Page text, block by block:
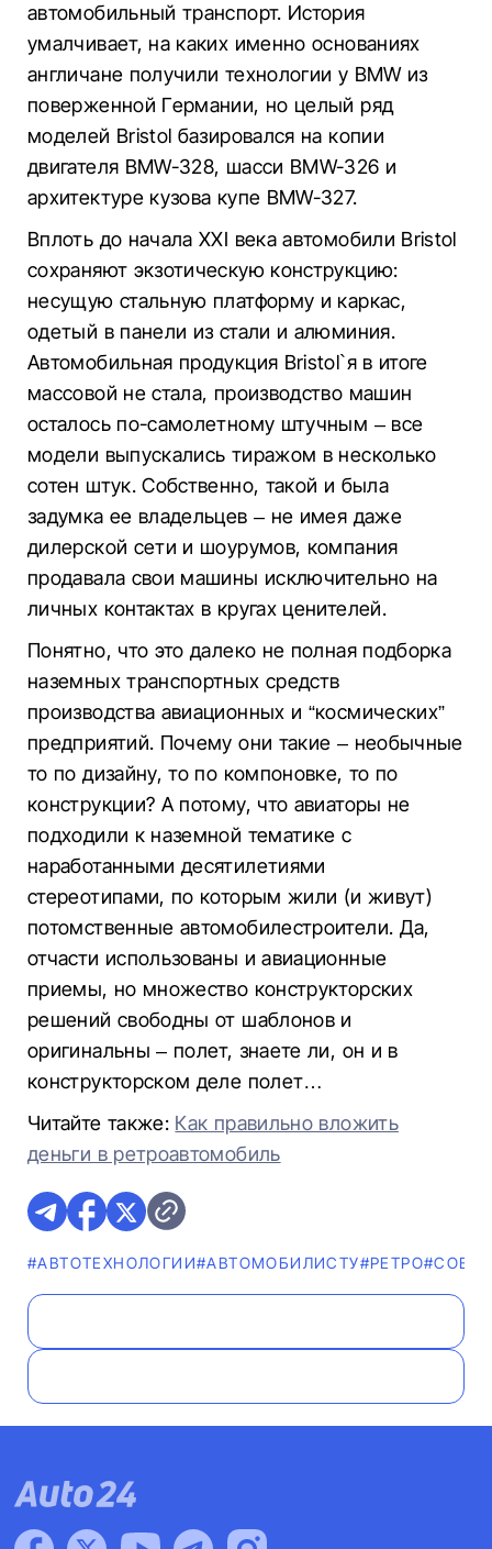
автомобильный транспорт. История
умалчивает, на каких именно основаниях
англичане получили технологии у BMW из
поверженной Германии, но целый ряд
моделей Bristol базировался на копии
двигателя BMW-328, шасси BMW-326 и
архитектуре кузова купе BMW-327.
Вплоть до начала XXI века автомобили Bristol
сохраняют экзотическую конструкцию:
несущую стальную платформу и каркас,
одетый в панели из стали и алюминия.
Автомобильная продукция Bristol`я в итоге
массовой не стала, производство машин
осталось по-самолетному штучным – все
модели выпускались тиражом в несколько
сотен штук. Собственно, такой и была
задумка ее владельцев – не имея даже
дилерской сети и шоурумов, компания
продавала свои машины исключительно на
личных контактах в кругах ценителей.
Понятно, что это далеко не полная подборка
наземных транспортных средств
производства авиационных и “космических”
предприятий. Почему они такие – необычные
то по дизайну, то по компоновке, то по
конструкции? А потому, что авиаторы не
подходили к наземной тематике с
наработанными десятилетиями
стереотипами, по которым жили (и живут)
потомственные автомобилестроители. Да,
отчасти использованы и авиационные
приемы, но множество конструкторских
решений свободны от шаблонов и
оригинальны – полет, знаете ли, он и в
конструкторском деле полет…
Читайте также: Как правильно вложить
деньги в ретроавтомобиль
#АВТОТЕХНОЛОГИИ#АВТОМОБИЛИСТУ#РЕТРО